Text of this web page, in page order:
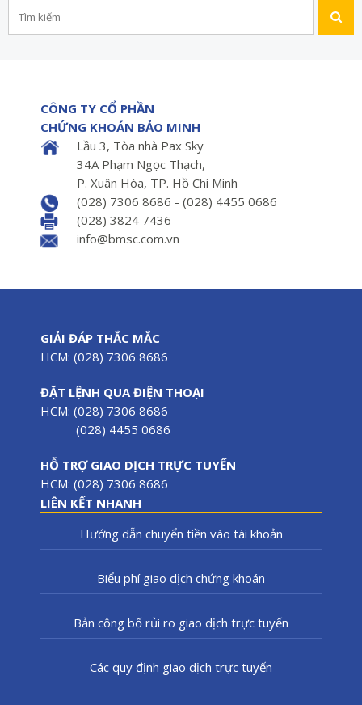
CÔNG TY CỔ PHẦN
CHỨNG KHOÁN BẢO MINH
Lầu 3, Tòa nhà Pax Sky
34A Phạm Ngọc Thạch,
P. Xuân Hòa, TP. Hồ Chí Minh
(028) 7306 8686 - (028) 4455 0686
(028) 3824 7436
info@bmsc.com.vn
GIẢI ĐÁP THẮC MẮC
HCM: (028) 7306 8686
ĐẶT LỆNH QUA ĐIỆN THOẠI
HCM: (028) 7306 8686
(028) 4455 0686
HỖ TRỢ GIAO DỊCH TRỰC TUYẾN
HCM: (028) 7306 8686
LIÊN KẾT NHANH
Hướng dẫn chuyển tiền vào tài khoản
Biểu phí giao dịch chứng khoán
Bản công bố rủi ro giao dịch trực tuyến
Các quy định giao dịch trực tuyến